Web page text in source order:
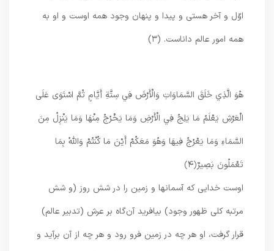
اوّل و آخر هستی و پیدا و پنهان وجود همه اوست و او به
همه امور عالم داناست. (۳)
هُوَ الَّذِي خَلَقَ السَّمَاوَاتِ وَالْأَرْضَ فِي سِتَّةِ أَيَّامٍ ثُمَّ اسْتَوَى عَلَى
الْعَرْشِ يَعْلَمُ مَا يَلِجُ فِي الْأَرْضِ وَمَا يَخْرُجُ مِنْهَا وَمَا يَنْزِلُ مِنَ
السَّمَاءِ وَمَا يَعْرُجُ فِيهَا وَهُوَ مَعَكُمْ أَيْنَ مَا كُنْتُمْ وَاللَّهُ بِمَا
تَعْمَلُونَ بَصِيرٌ﴿۴﴾
اوست خدایی که آسمانها و زمین را در شش روز (و شش
مرتبه کلی ظهور وجود) بیافرید آن‌گاه بر عرش (تدبیر عالم)
قرار گرفت، او هر چه در زمین فرو رود و هر چه از آن برآید و